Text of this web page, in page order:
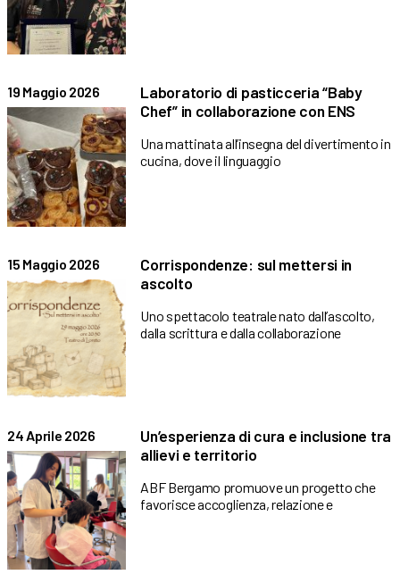
19 Maggio 2026
Laboratorio di pasticceria “Baby
Chef” in collaborazione con ENS
Una mattinata all’insegna del divertimento in
cucina, dove il linguaggio
15 Maggio 2026
Corrispondenze: sul mettersi in
ascolto
Uno spettacolo teatrale nato dall’ascolto,
dalla scrittura e dalla collaborazione
24 Aprile 2026
Un’esperienza di cura e inclusione tra
allievi e territorio
ABF Bergamo promuove un progetto che
favorisce accoglienza, relazione e